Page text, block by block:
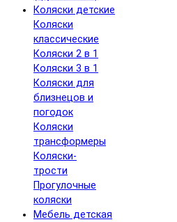
Коляски детские
Коляски
классические
Коляски 2 в 1
Коляски 3 в 1
Коляски для
близнецов и
погодок
Коляски
трансформеры
Коляски-
трости
Прогулочные
коляски
Мебель детская